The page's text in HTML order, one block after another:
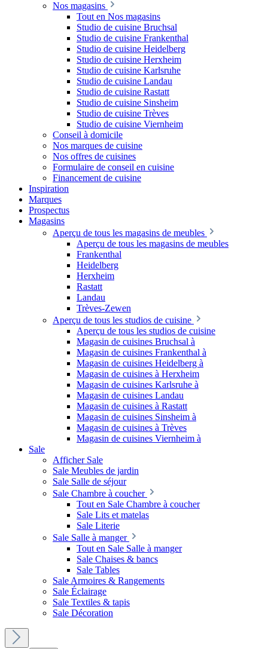
Nos magasins
Tout en Nos magasins
Studio de cuisine Bruchsal
Studio de cuisine Frankenthal
Studio de cuisine Heidelberg
Studio de cuisine Herxheim
Studio de cuisine Karlsruhe
Studio de cuisine Landau
Studio de cuisine Rastatt
Studio de cuisine Sinsheim
Studio de cuisine Trèves
Studio de cuisine Viernheim
Conseil à domicile
Nos marques de cuisine
Nos offres de cuisines
Formulaire de conseil en cuisine
Financement de cuisine
Inspiration
Marques
Prospectus
Magasins
Aperçu de tous les magasins de meubles
Aperçu de tous les magasins de meubles
Frankenthal
Heidelberg
Herxheim
Rastatt
Landau
Trèves-Zewen
Aperçu de tous les studios de cuisine
Aperçu de tous les studios de cuisine
Magasin de cuisines Bruchsal à
Magasin de cuisines Frankenthal à
Magasin de cuisines Heidelberg à
Magasin de cuisines à Herxheim
Magasin de cuisines Karlsruhe à
Magasin de cuisines Landau
Magasin de cuisines à Rastatt
Magasin de cuisines Sinsheim à
Magasin de cuisines à Trèves
Magasin de cuisines Viernheim à
Sale
Afficher Sale
Sale Meubles de jardin
Sale Salle de séjour
Sale Chambre à coucher
Tout en Sale Chambre à coucher
Sale Lits et matelas
Sale Literie
Sale Salle à manger
Tout en Sale Salle à manger
Sale Chaises & bancs
Sale Tables
Sale Armoires & Rangements
Sale Éclairage
Sale Textiles & tapis
Sale Décoration